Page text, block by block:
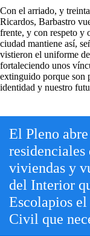
Con el arriado, y
Ricardos, Barbastro
frente, y con respeto y
ciudad mantiene así,
vistieron el uniforme
fortaleciendo unos
extinguido porque son
identidad y nuestro
El Pleno
residenciales
viviendas y
del Interior
Escolapios
Civil que